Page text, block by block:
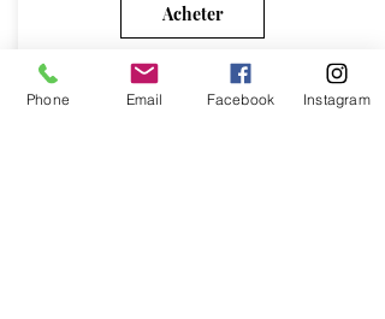
Acheter
Phone Email Facebook Instagram